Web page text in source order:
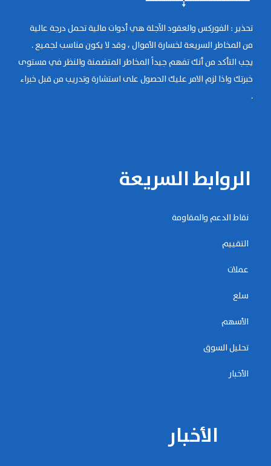
تحذير : الفوركس والعقود الآجلة هي أدوات مالية تحمل درجة عالية
من المخاطر السريعة لخسارة الأموال ، وقد لا يكون مناسب لجميع .
يجب التأكد من أنك تفهم جيداً المخاطر المتضمنة والنظر في مستوى
خبرتك واذا لزم الامر عليك الحصول على استشارة وتدريب من قبل خبراء
.
الروابط السريعة
نقاط الدعم والمقاومة
التقييم
عملات
سلع
الأسهم
تحليل السوق
الأخبار
الأخبار